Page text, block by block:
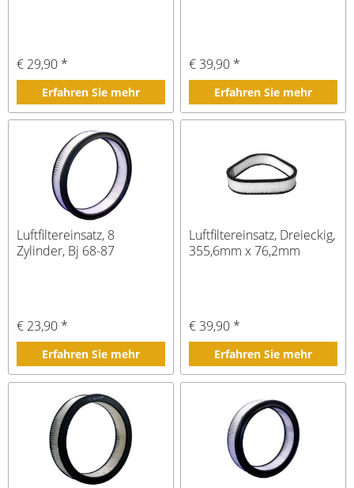
€ 29,90 *
Erfahren Sie mehr
€ 39,90 *
Erfahren Sie mehr
Luftfiltereinsatz, 8
Zylinder, Bj 68-87
€ 23,90 *
Erfahren Sie mehr
Luftfiltereinsatz, Dreieckig,
355,6mm x 76,2mm
€ 39,90 *
Erfahren Sie mehr